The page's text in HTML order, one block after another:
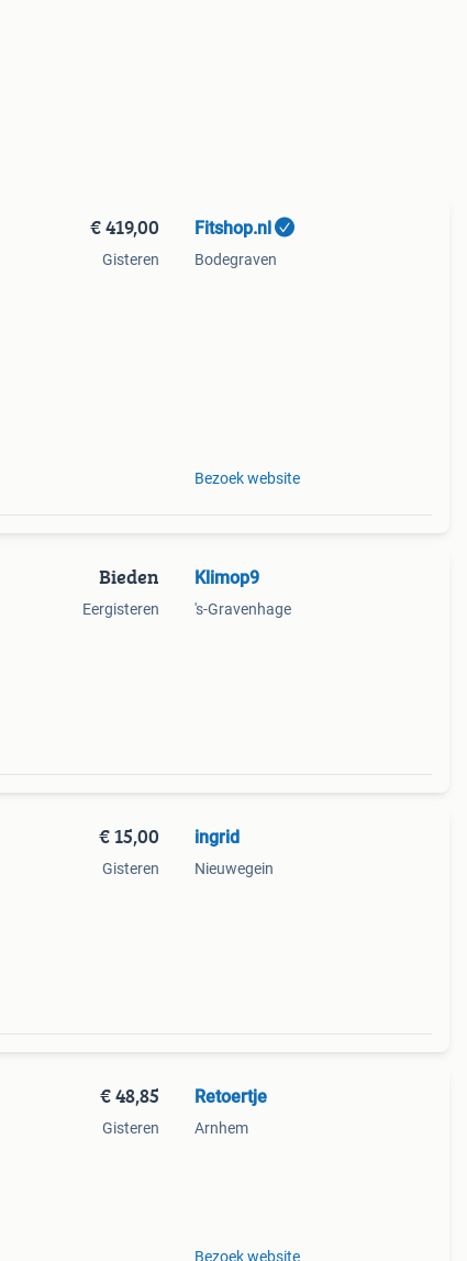
€ 419,00
Gisteren
Fitshop.nl
Bodegraven
Bezoek website
Bieden
Eergisteren
Klimop9
's-Gravenhage
€ 15,00
Gisteren
ingrid
Nieuwegein
€ 48,85
Gisteren
Retoertje
Arnhem
Bezoek website